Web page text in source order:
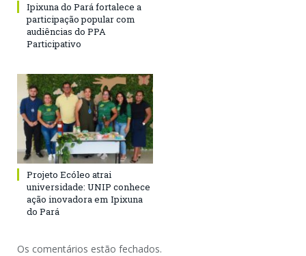
Ipixuna do Pará fortalece a
participação popular com
audiências do PPA
Participativo
Projeto Ecóleo atrai
universidade: UNIP conhece
ação inovadora em Ipixuna
do Pará
Os comentários estão fechados.